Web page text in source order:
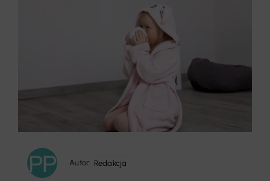
Autor: Redakcja